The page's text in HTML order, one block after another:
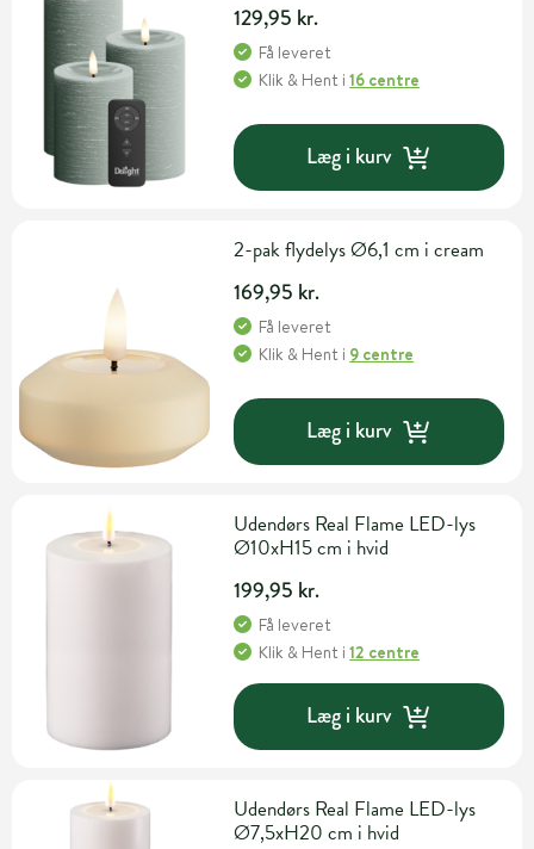
129,95 kr.
Få leveret
Klik & Hent i16 centre
Læg i kurv
2-pak flydelys Ø6,1 cm i cream
169,95 kr.
Få leveret
Klik & Hent i 9 centre
Læg i kurv
Udendørs Real Flame LED-lys
Ø10xH15 cm i hvid
199,95 kr.
Få leveret
Klik & Hent i12 centre
Læg i kurv
Udendørs Real Flame LED-lys
Ø7,5xH20 cm i hvid